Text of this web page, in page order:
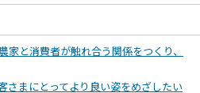
家と消費者が触れ合う関係をつくり、
さまにとってより良い姿をめざしたい